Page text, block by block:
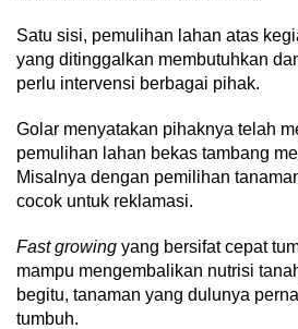
Satu sisi, pemulihan lahan atas
yang ditinggalkan membutuhkan
perlu intervensi berbagai pihak.
Golar menyatakan pihaknya telah
pemulihan lahan bekas tambang
Misalnya dengan pemilihan
cocok untuk reklamasi.
Fast growing yang bersifat cepat
mampu mengembalikan nutrisi
begitu, tanaman yang dulunya
tumbuh.